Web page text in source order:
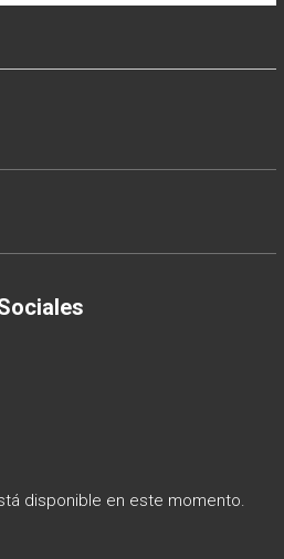
disponible en este momento.